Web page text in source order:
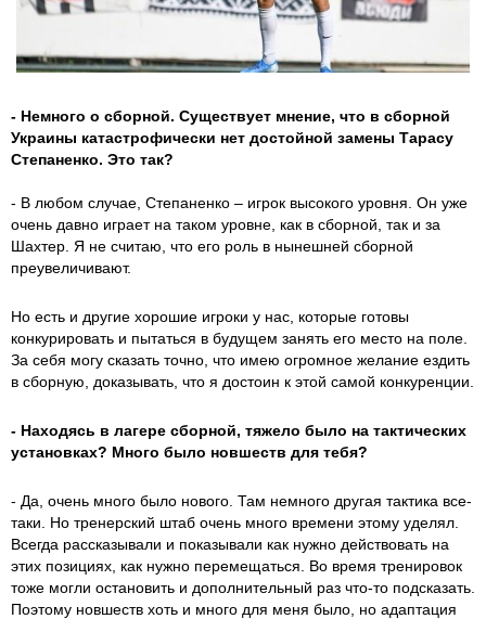
- Немного о сборной. Существует мнение, что в сборной
Украины катастрофически нет достойной замены Тарасу
Степаненко. Это так?
- В любом случае, Степаненко – игрок высокого уровня. Он уже
очень давно играет на таком уровне, как в сборной, так и за
Шахтер. Я не считаю, что его роль в нынешней сборной
преувеличивают.
Но есть и другие хорошие игроки у нас, которые готовы
конкурировать и пытаться в будущем занять его место на поле.
За себя могу сказать точно, что имею огромное желание ездить
в сборную, доказывать, что я достоин к этой самой конкуренции.
- Находясь в лагере сборной, тяжело было на тактических
установках? Много было новшеств для тебя?
- Да, очень много было нового. Там немного другая тактика все-
таки. Но тренерский штаб очень много времени этому уделял.
Всегда рассказывали и показывали как нужно действовать на
этих позициях, как нужно перемещаться. Во время тренировок
тоже могли остановить и дополнительный раз что-то подсказать.
Поэтому новшеств хоть и много для меня было, но адаптация